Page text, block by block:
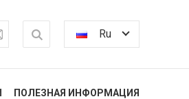
Ru
ПОЛЕЗНАЯ ИНФОРМАЦИЯ